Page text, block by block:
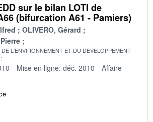
sur le bilan LOTI de
(bifurcation A61 - Pamiers)
OLIVERO, Gérard
L'ENVIRONNEMENT ET DU DEVELOPPEMENT
Mise en ligne: déc. 2010
Affaire